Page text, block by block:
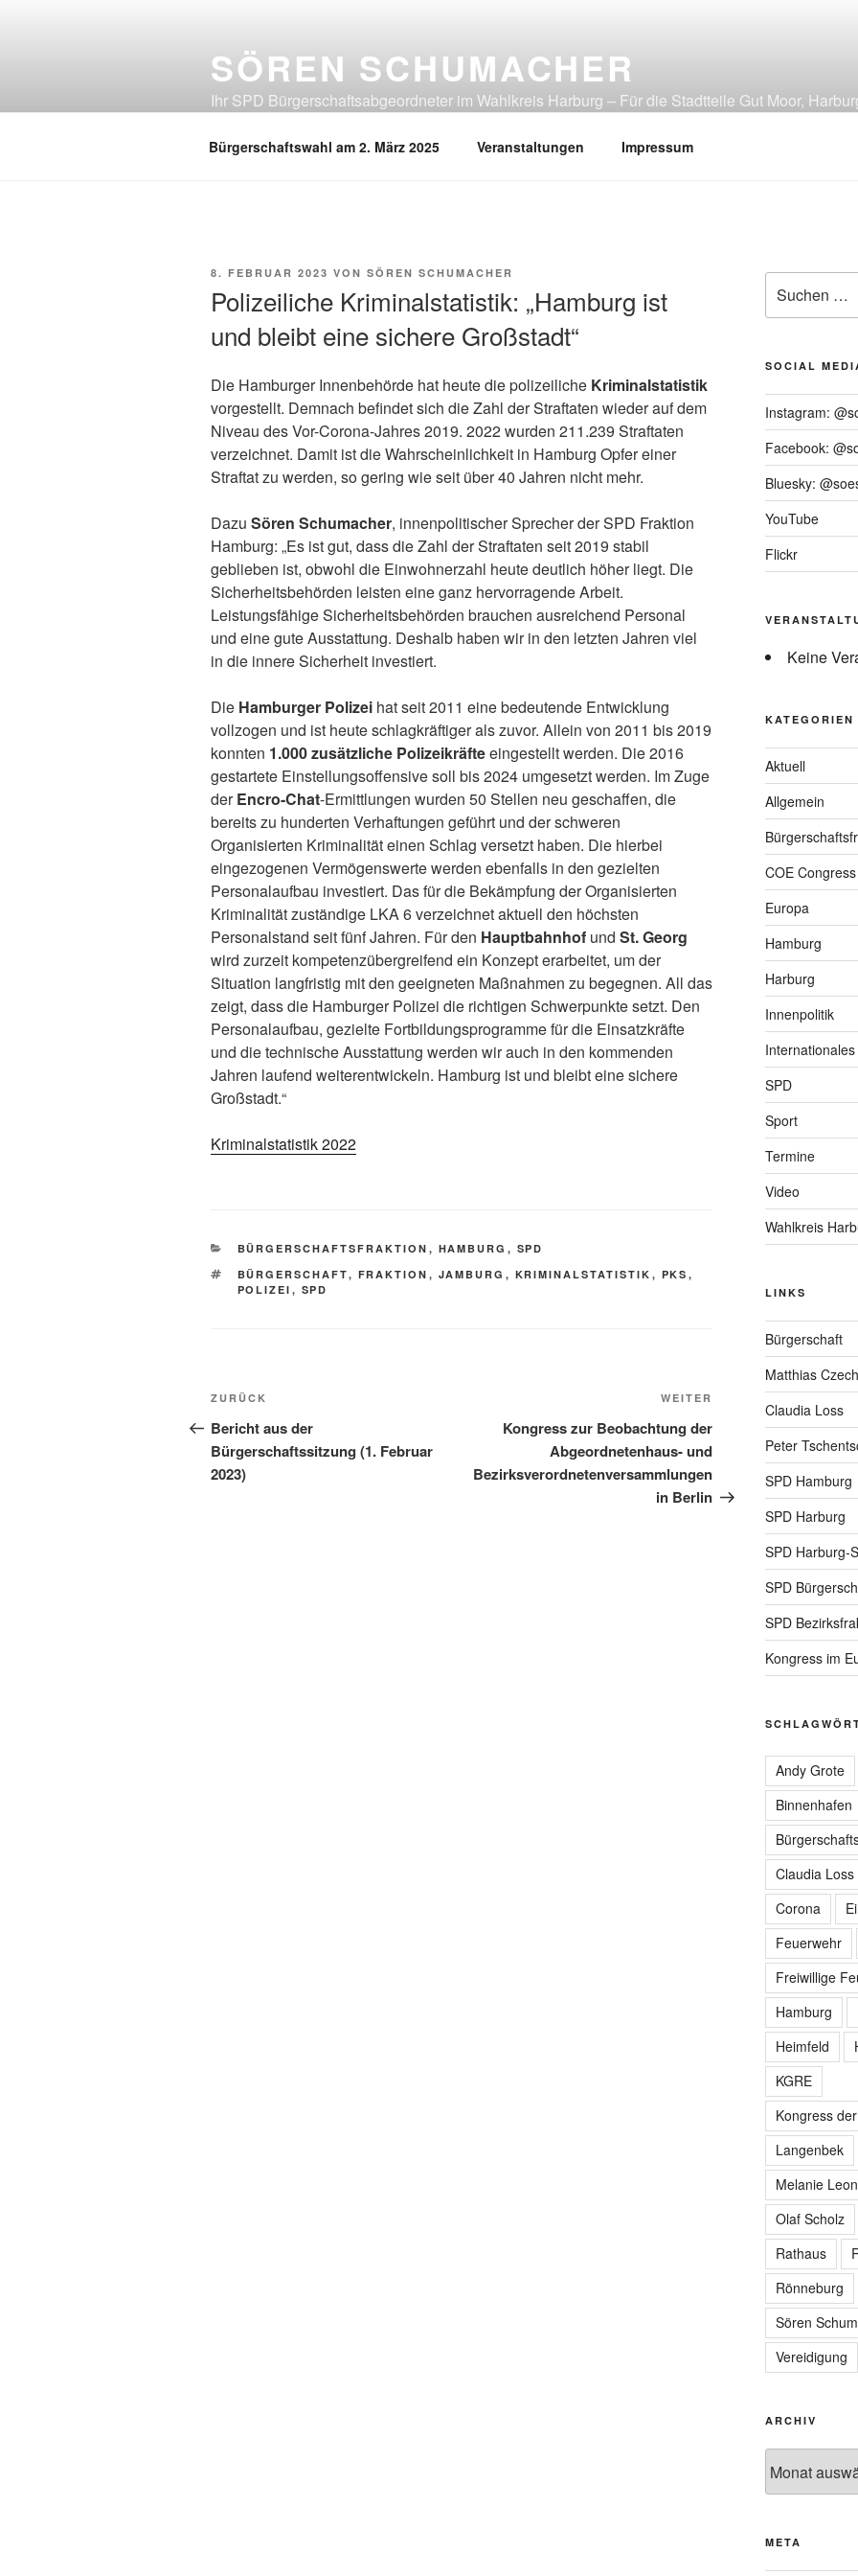
SÖREN SCHUMACHER
Ihr SPD Bürgerschaftsabgeordneter im Wahlkreis Harburg – Für die Stadtteile Gut Moor,
Bürgerschaftswahl am 2. März 2025 Veranstaltungen Impressum
VERÖFFENTLICHT
8. FEBRUAR 2023 VON SÖREN SCHUMACHER
Polizeiliche Kriminalstatistik: „Hamburg ist
und bleibt eine sichere Großstadt“
Die Hamburger Innenbehörde hat heute die polizeiliche Kriminalstatistik
vorgestellt. Demnach befindet sich die Zahl der Straftaten wieder auf dem
Niveau des Vor-Corona-Jahres 2019. 2022 wurden 211.239 Straftaten
verzeichnet. Damit ist die Wahrscheinlichkeit in Hamburg Opfer einer
Straftat zu werden, so gering wie seit über 40 Jahren nicht mehr.
Dazu Sören Schumacher, innenpolitischer Sprecher der SPD Fraktion
Hamburg: „Es ist gut, dass die Zahl der Straftaten seit 2019 stabil
geblieben ist, obwohl die Einwohnerzahl heute deutlich höher liegt. Die
Sicherheitsbehörden leisten eine ganz hervorragende Arbeit.
Leistungsfähige Sicherheitsbehörden brauchen ausreichend Personal
und eine gute Ausstattung. Deshalb haben wir in den letzten Jahren viel
in die innere Sicherheit investiert.
Die Hamburger Polizei hat seit 2011 eine bedeutende Entwicklung
vollzogen und ist heute schlagkräftiger als zuvor. Allein von 2011 bis 2019
konnten 1.000 zusätzliche Polizeikräfteeingestellt werden. Die 2016
gestartete Einstellungsoffensive soll bis 2024 umgesetzt werden. Im Zuge
derEncro-Chat-Ermittlungen wurden 50 Stellen neu geschaffen, die
bereits zu hunderten Verhaftungen geführt und der schweren
Organisierten Kriminalität einen Schlag versetzt haben. Die hierbei
eingezogenen Vermögenswerte werden ebenfalls in den gezielten
Personalaufbau investiert. Das für die Bekämpfung der Organisierten
Kriminalität zuständige LKA 6 verzeichnet aktuell den höchsten
Personalstand seit fünf Jahren. Für den Hauptbahnhof und St. Georg
wird zurzeit kompetenzübergreifend ein Konzept erarbeitet, um der
Situation langfristig mit den geeigneten Maßnahmen zu begegnen. All das
zeigt, dass die Hamburger Polizei die richtigen Schwerpunkte setzt. Den
Personalaufbau, gezielte Fortbildungsprogramme für die Einsatzkräfte
und die technische Ausstattung werden wir auch in den kommenden
Jahren laufend weiterentwickeln. Hamburg ist und bleibt eine sichere
Großstadt.“
Kriminalstatistik 2022
KATEGORIEN
BÜRGERSCHAFTSFRAKTION , HAMBURG , SPD
SCHLAGWÖRTER
BÜRGERSCHAFT, FRAKTION , JAMBURG , KRIMINALSTATISTIK , PKS ,
POLIZEI , SPD
Beitragsnavigation
Vorheriger
Beitrag
ZURÜCK
Bericht aus der
Bürgerschaftssitzung (1. Februar
2023)
Nächster
Beitrag
WEITER
Kongress zur Beobachtung der
Abgeordnetenhaus- und
Bezirksverordnetenversammlungen
in Berlin
nach:
SOCIAL
Instagram:
Facebook:
Bluesky:
YouTube
Flickr
Keine
KATEGORIEN
Aktuell
Allgemein
COE Congress
Europa
Hamburg
Harburg
Innenpolitik
Internationales
SPD
Sport
Termine
Video
Wahlkreis
LINKS
Bürgerschaft
Matthias Czech
Claudia Loss
Peter
SPD Hamburg
SPD Harburg
SPD Harburg-
SPD
SPD
Kongress im
Andy Grote
Binnenhafen
Claudia Loss
Corona
Feuerwehr
Freiwillige
Hamburg
Heimfeld
KGRE
Kongress
Langenbek
Melanie
Olaf Scholz
Rathaus
Rönneburg
Sören
Vereidigung
ARCHIV
META